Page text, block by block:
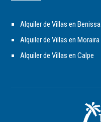
Alquiler de Villas en Benissa
Alquiler de Villas en Moraira
Alquiler de Villas en Calpe